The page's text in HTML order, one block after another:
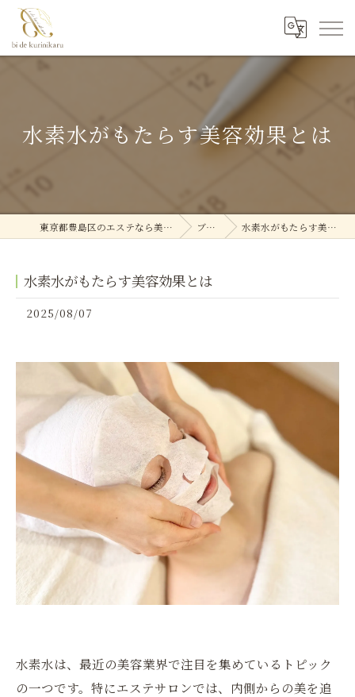
水素水がもたらす美容効果とは
東京都豊島区のエステなら美deクリニカル ブログ 水素水がもたらす美容効果とは
水素水がもたらす美容効果とは
2025/08/07
水素水は、最近の美容業界で注目を集めているトピック
の一つです。特にエステサロンでは、内側からの美を追